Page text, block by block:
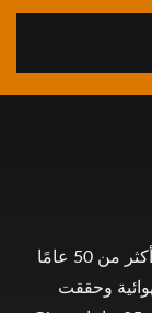
لقد حققت GISON MACHINERY CO., LTD. أكثر من 50 عامًا
وحققت